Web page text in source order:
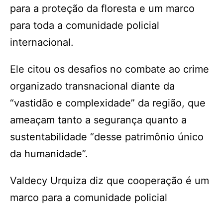
para a proteção da floresta e um marco
para toda a comunidade policial
internacional.
Ele citou os desafios no combate ao crime
organizado transnacional diante da
“vastidão e complexidade” da região, que
ameaçam tanto a segurança quanto a
sustentabilidade “desse patrimônio único
da humanidade”.
Valdecy Urquiza diz que cooperação é um
marco para a comunidade policial